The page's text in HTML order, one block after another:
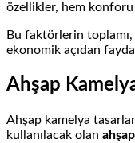
özellikler, hem konforu
Bu faktörlerin
ekonomik açıdan
Ahşap
Ahşap kamelya
kullanılacak olan